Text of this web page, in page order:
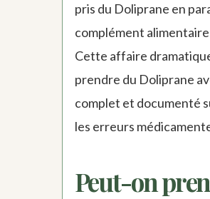
pris du Doliprane en
complément
Cette affaire
prendre du Doliprane
complet et documenté
les erreurs
Peut-on